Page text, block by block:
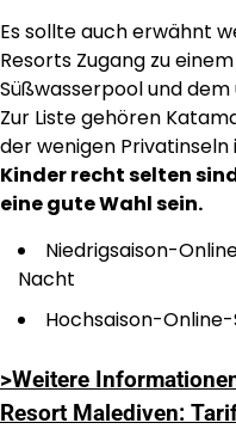
Es sollte auch erwähnt
Resorts Zugang zu
Süßwasserpool und
Zur Liste gehören
der wenigen Privatinseln
Kinder recht selten
eine gute Wahl sein.
Niedrigsaison-
Nacht
Hochsaison-Online-
>Weitere
Resort Malediven: